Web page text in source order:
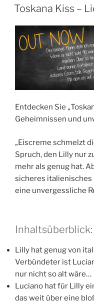
AM
Toskana Kiss –
Entdecken Sie
Geheimnissen und
„Eiscreme schmelzt
Spruch, den Lilly nur
mehr als genug hat.
sicheres italienisches
eine unvergessliche
Inhaltsüberblick:
Lilly hat genug von
Verbündeter ist
nur nicht so alt wäre…
Luciano hat für Lilly
das weit über eine